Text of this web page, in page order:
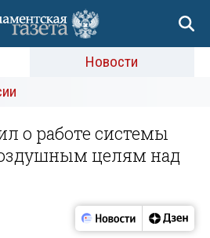
Новости
о работе системы
целям над